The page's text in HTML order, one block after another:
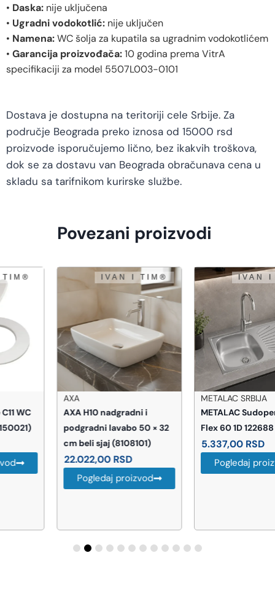
• Daska: nije uključena
• Ugradni vodokotlić: nije uključen
• Namena:WC šolja za kupatila sa ugradnim vodokotlićem
• Garancija proizvođača:10 godina prema VitrA
specifikaciji za model 5507L003-0101
Dostava je dostupna na teritoriji cele Srbije. Za
područje Beograda preko iznosa od 15000 rsd
proizvode isporučujemo lično, bez ikakvih troškova,
dok se za dostavu van Beograda obračunava cena u
skladu sa tarifnikom kurirske službe.
Povezani proizvodi
AXA H10 nadgradni i
podgradni lavabo 50 × 32
cm beli sjaj (8108101)
22.022,00 RSD
Pogledaj proizvod
METALAC SRBIJA
METALAC Sudopera Luna
Flex 60 1D 122688
RSD
Pogledaj proizvod